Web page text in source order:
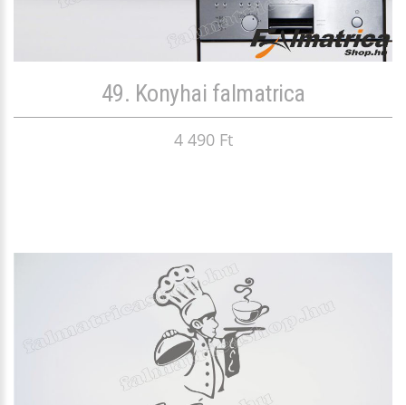
49. Konyhai falmatrica
4 490 Ft